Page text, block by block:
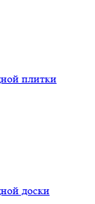
плитки
доски